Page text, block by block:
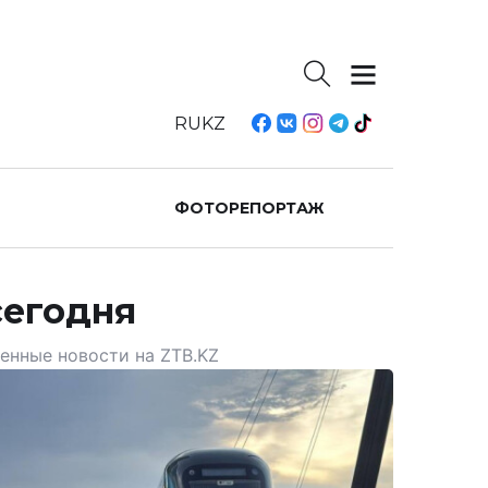
RUKZ
ФОТОРЕПОРТАЖ
новости на ZTB.KZ